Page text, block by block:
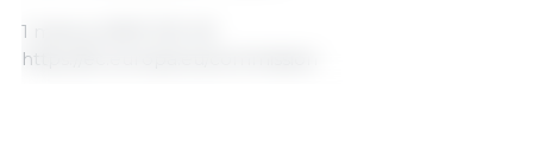
1 marca, 2021/ CE/ UE
https://ec.europa.eu/commission